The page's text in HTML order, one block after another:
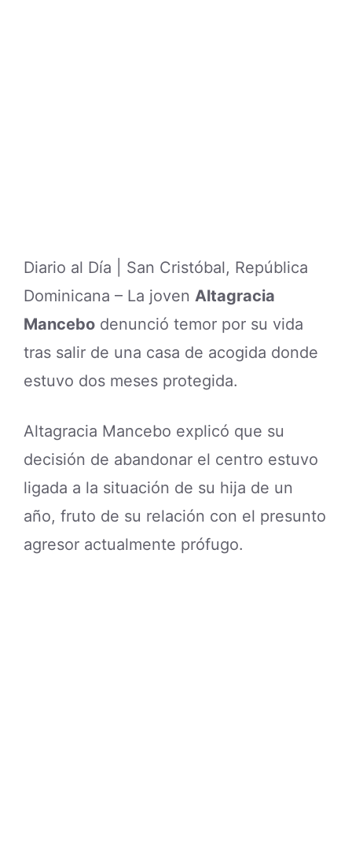
Diario al Día | San Cristóbal, República
Dominicana – La joven Altagracia
Mancebo denunció temor por su vida
tras salir de una casa de acogida donde
estuvo dos meses protegida.
Altagracia Mancebo explicó que su
decisión de abandonar el centro estuvo
ligada a la situación de su hija de un
año, fruto de su relación con el presunto
agresor actualmente prófugo.